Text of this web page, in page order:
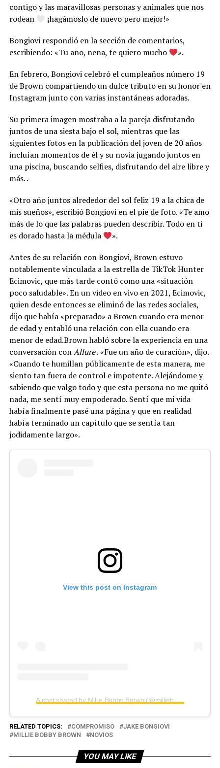
contigo y las maravillosas personas y animales que nos
rodean
¡hagámoslo de nuevo pero mejor!»
Bongiovi respondió en la sección de comentarios,
escribiendo: «Tu año, nena, te quiero mucho
».
En febrero, Bongiovi celebró el cumpleaños número 19
de Brown compartiendo un dulce tributo en su honor en
Instagram junto con varias instantáneas adoradas.
Su primera imagen mostraba a la pareja disfrutando
juntos de una siesta bajo el sol, mientras que las
siguientes fotos en la publicación del joven de 20 años
incluían momentos de él y su novia jugando juntos en
una piscina, buscando selfies, disfrutando del aire libre y
más. .
«Otro año juntos alrededor del sol feliz 19 a la chica de
mis sueños», escribió Bongiovi en el pie de foto. «Te amo
más de lo que las palabras pueden describir. Todo en ti
es dorado hasta la médula
».
Antes de su relación con Bongiovi, Brown estuvo
notablemente vinculada a la estrella de TikTok Hunter
Ecimovic, que más tarde contó como una «situación
poco saludable». En un video en vivo en 2021, Ecimovic,
quien desde entonces se eliminó de las redes sociales,
dijo que había «preparado» a Brown cuando era menor
de edad y entabló una relación con ella cuando era
menor de edad.Brown habló sobre la experiencia en una
conversación conAllure. «Fue un año de curación», dijo.
«Cuando te humillan públicamente de esta manera, me
siento tan fuera de control e impotente. Alejándome y
sabiendo que valgo todo y que esta persona no me quitó
nada, me sentí muy empoderado. Sentí que mi vida
había finalmente pasé una página y que en realidad
había terminado un capítulo que se sentía tan
jodidamente largo».
View this post on Instagram
A post shared by Millie Bobby Brown (@milliebobbybrown)
RELATED TOPICS: COMPROMISO
JAKE BONGIOVI
MILLIE BOBBY BROWN
NOVIOS
YOU MAY LIKE